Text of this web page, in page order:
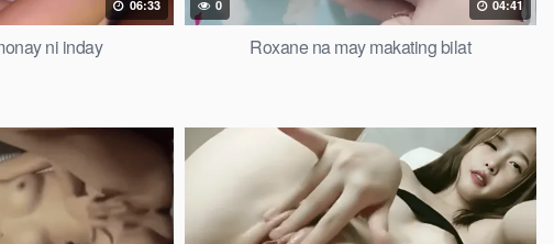
06:33
ni inday
0 04:41
Roxane na may makating bilat